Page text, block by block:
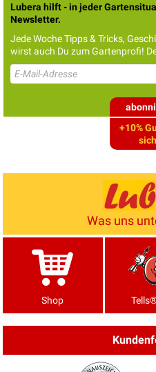
Lubera hilft - in jeder
Newsletter.
Jede Woche Tipps & Tricks,
wirst auch Du zum Gartenprofi!
+10%
Was uns
Shop